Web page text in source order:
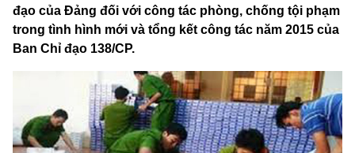
đạo của Đảng đối với công tác phòng, chống tội phạm
trong tình hình mới và tổng kết công tác năm 2015 của
Ban Chỉ đạo 138/CP.